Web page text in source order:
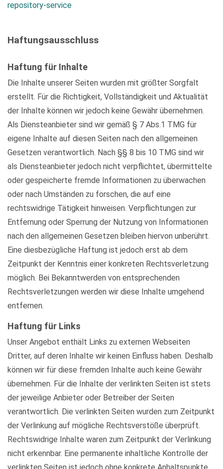
repository-service
Haftungsausschluss
Haftung für Inhalte
Die Inhalte unserer Seiten wurden mit größter Sorgfalt
erstellt. Für die Richtigkeit, Vollständigkeit und Aktualität
der Inhalte können wir jedoch keine Gewähr übernehmen.
Als Diensteanbieter sind wir gemäß § 7 Abs.1 TMG für
eigene Inhalte auf diesen Seiten nach den allgemeinen
Gesetzen verantwortlich. Nach §§ 8 bis 10 TMG sind wir
als Diensteanbieter jedoch nicht verpflichtet, übermittelte
oder gespeicherte fremde Informationen zu überwachen
oder nach Umständen zu forschen, die auf eine
rechtswidrige Tätigkeit hinweisen. Verpflichtungen zur
Entfernung oder Sperrung der Nutzung von Informationen
nach den allgemeinen Gesetzen bleiben hiervon unberührt.
Eine diesbezügliche Haftung ist jedoch erst ab dem
Zeitpunkt der Kenntnis einer konkreten Rechtsverletzung
möglich. Bei Bekanntwerden von entsprechenden
Rechtsverletzungen werden wir diese Inhalte umgehend
entfernen.
Haftung für Links
Unser Angebot enthält Links zu externen Webseiten
Dritter, auf deren Inhalte wir keinen Einfluss haben. Deshalb
können wir für diese fremden Inhalte auch keine Gewähr
übernehmen. Für die Inhalte der verlinkten Seiten ist stets
der jeweilige Anbieter oder Betreiber der Seiten
verantwortlich. Die verlinkten Seiten wurden zum Zeitpunkt
der Verlinkung auf mögliche Rechtsverstöße überprüft.
Rechtswidrige Inhalte waren zum Zeitpunkt der Verlinkung
nicht erkennbar. Eine permanente inhaltliche Kontrolle der